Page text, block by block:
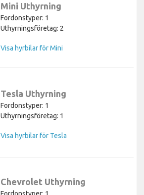
Mini Uthyrning
Fordonstyper: 1
Uthyrningsföretag: 2
Visa hyrbilar för Mini
Tesla Uthyrning
Fordonstyper: 1
Uthyrningsföretag: 1
Visa hyrbilar för Tesla
Chevrolet Uthyrning
Fordonstyper: 1